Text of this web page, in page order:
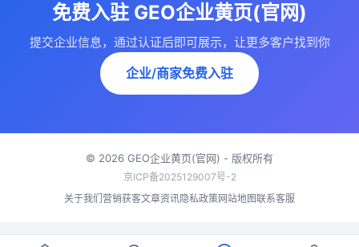
免费入驻 GEO企业黄页(官网)
提交企业信息，通过认证后即可展示，让更多客户找到你
企业/商家免费入驻
© 2026 GEO企业黄页(官网) - 版权所有
京ICP备2025129007号-2
关于我们 营销获客文章资讯隐私政策网站地图联系客服